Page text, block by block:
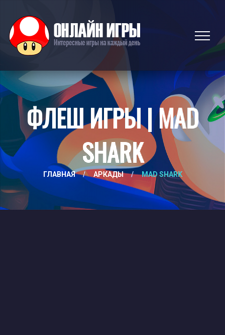
ФЛЕШ ИГРЫ | MAD
SHARK
ГЛАВНАЯ / АРКАДЫ / MAD SHARK